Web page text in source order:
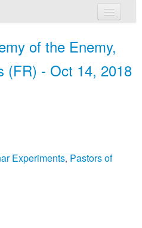
of the Enemy,
(FR) - Oct 14, 2018
Experiments, Pastors of